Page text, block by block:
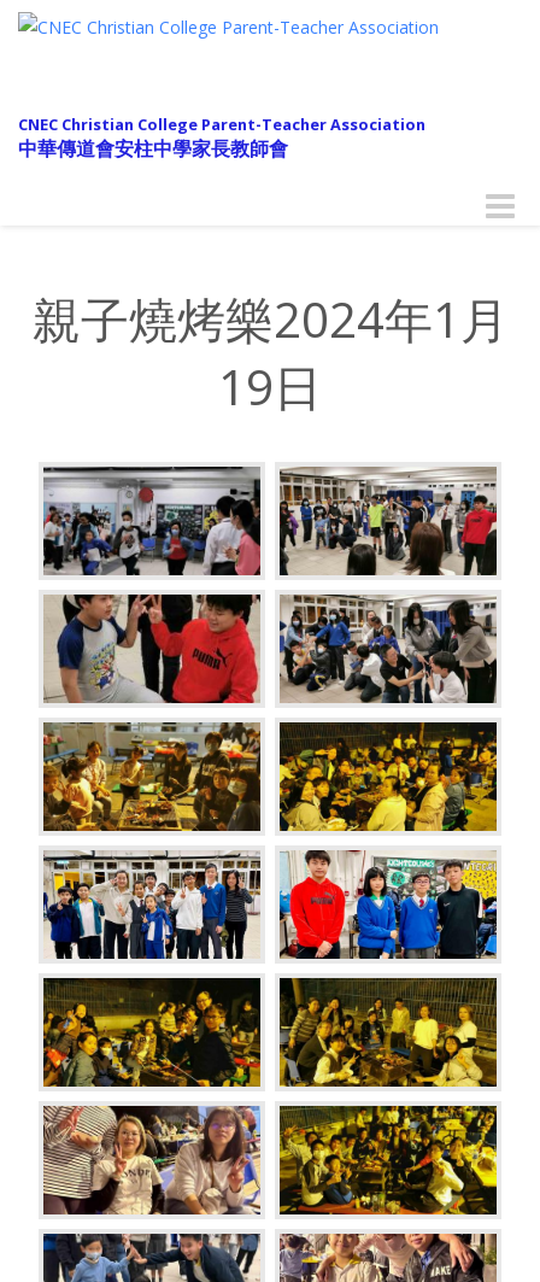
CNEC Christian College Parent-Teacher Association
中華傳道會安柱中學家長教師會
Toggle
親子燒烤樂2024年1月
19日